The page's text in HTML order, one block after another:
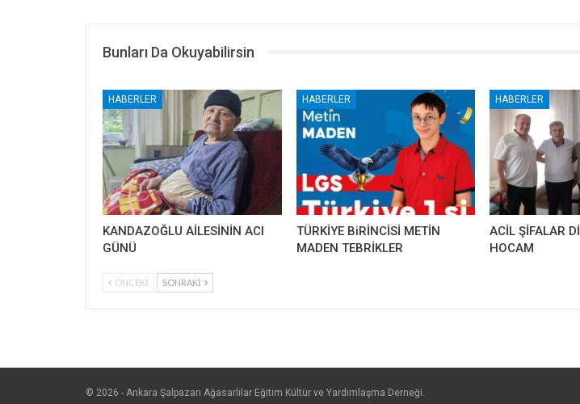
Bunları Da Okuyabilirsin
HABERLER
KANDAZOĞLU AİLESİNİN ACI
GÜNÜ
HABERLER
TÜRKİYE BiRİNCİSİ METİN
MADEN TEBRİKLER
HABERLER
ACİL ŞİFALAR
HOCAM
ÖNCEKI SONRAKI
© 2026 - Ankara Şalpazarı Ağasarlılar Eğitim Kültür ve Yardımlaşma Derneği.